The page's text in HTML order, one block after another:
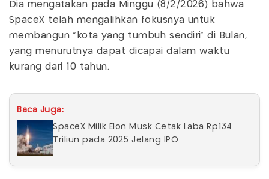
Dia mengatakan pada Minggu (8/2/2026) bahwa
SpaceX telah mengalihkan fokusnya untuk
membangun "kota yang tumbuh sendiri" di Bulan,
yang menurutnya dapat dicapai dalam waktu
kurang dari 10 tahun.
Baca Juga:
SpaceX Milik Elon Musk Cetak Laba Rp134
Triliun pada 2025 Jelang IPO